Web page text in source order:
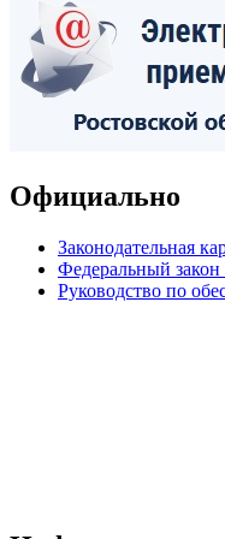
Официально
Законодательная
Федеральный
Руководство по